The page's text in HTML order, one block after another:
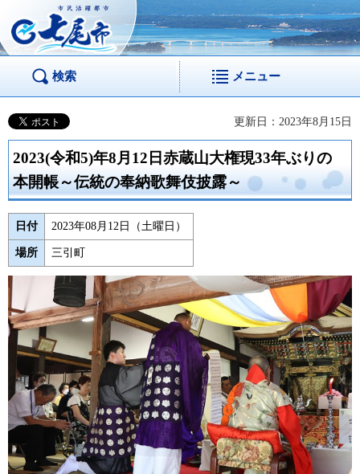
市民活躍都市 七尾
市
検索 メニュー
更新日：2023年8月15日
2023(令和5)年8月12日赤蔵山大権現33年ぶりの
本開帳～伝統の奉納歌舞伎披露～
日付 2023年08月12日（土曜日）
場所 三引町